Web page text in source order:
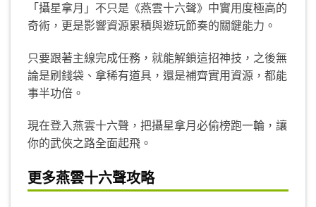
「攝星拿月」不只是《燕雲十六聲》中實用度極高的
奇術，更是影響資源累積與遊玩節奏的關鍵能力。
只要跟著主線完成任務，就能解鎖這招神技，之後無
論是刷錢袋、拿稀有道具，還是補齊實用資源，都能
事半功倍。
現在登入燕雲十六聲，把攝星拿月必偷榜跑一輪，讓
你的武俠之路全面起飛。
更多燕雲十六聲攻略